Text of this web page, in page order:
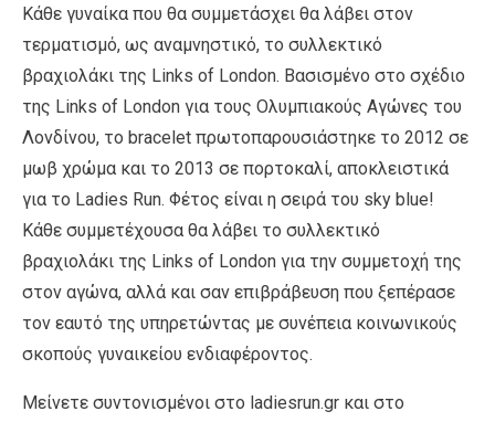
Κάθε γυναίκα που θα συμμετάσχει θα λάβει στον
τερματισμό, ως αναμνηστικό, το συλλεκτικό
βραχιολάκι της Links of London. Βασισμένο στο σχέδιο
της Links of London για τους Ολυμπιακούς Αγώνες του
Λονδίνου, το bracelet πρωτοπαρουσιάστηκε το 2012 σε
μωβ χρώμα και το 2013 σε πορτοκαλί, αποκλειστικά
για το Ladies Run. Φέτος είναι η σειρά του sky blue!
Κάθε συμμετέχουσα θα λάβει το συλλεκτικό
βραχιολάκι της Links of London για την συμμετοχή της
στον αγώνα, αλλά και σαν επιβράβευση που ξεπέρασε
τον εαυτό της υπηρετώντας με συνέπεια κοινωνικούς
σκοπούς γυναικείου ενδιαφέροντος.
Μείνετε συντονισμένοι στο ladiesrun.gr και στο